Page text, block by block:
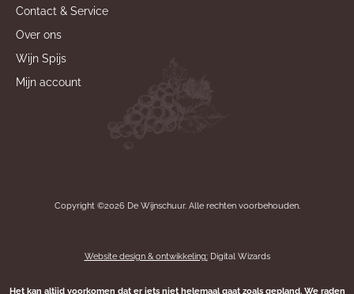
Contact & Service
Over ons
Wijn Spijs
Mijn account
Copyright ©2026 De Wijnschuur. Alle rechten voorbehouden.
Website design & ontwikkeling:Digital Wizards
Het kan altijd voorkomen dat er iets niet helemaal gaat zoals gepland. We raden